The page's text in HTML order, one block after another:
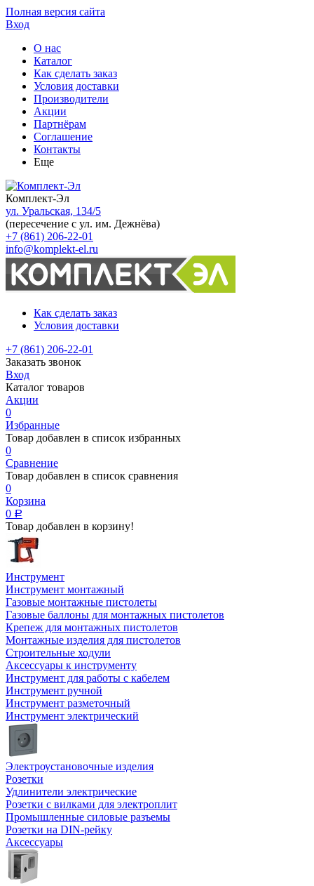
Полная версия сайта
Вход
О нас
Каталог
Как сделать заказ
Условия доставки
Производители
Акции
Партнёрам
Соглашение
Контакты
Еще
Комплект-Эл
ул. Уральская, 134/5
(пересечение с ул. им. Дежнёва)
+7 (861) 206-22-01
info@komplekt-el.ru
Как сделать заказ
Условия доставки
+7 (861) 206-22-01
Заказать звонок
Вход
Каталог товаров
Акции
0
Избранные
Товар добавлен в список избранных
0
Сравнение
Товар добавлен в список сравнения
0
Корзина
0 Р
Товар добавлен в корзину!
Инструмент
Инструмент монтажный
Газовые монтажные пистолеты
Газовые баллоны для монтажных пистолетов
Крепеж для монтажных пистолетов
Монтажные изделия для пистолетов
Строительные ходули
Аксессуары к инструменту
Инструмент для работы с кабелем
Инструмент ручной
Инструмент разметочный
Инструмент электрический
Электроустановочные изделия
Розетки
Удлинители электрические
Розетки с вилками для электроплит
Промышленные силовые разъемы
Розетки на DIN-рейку
Аксессуары